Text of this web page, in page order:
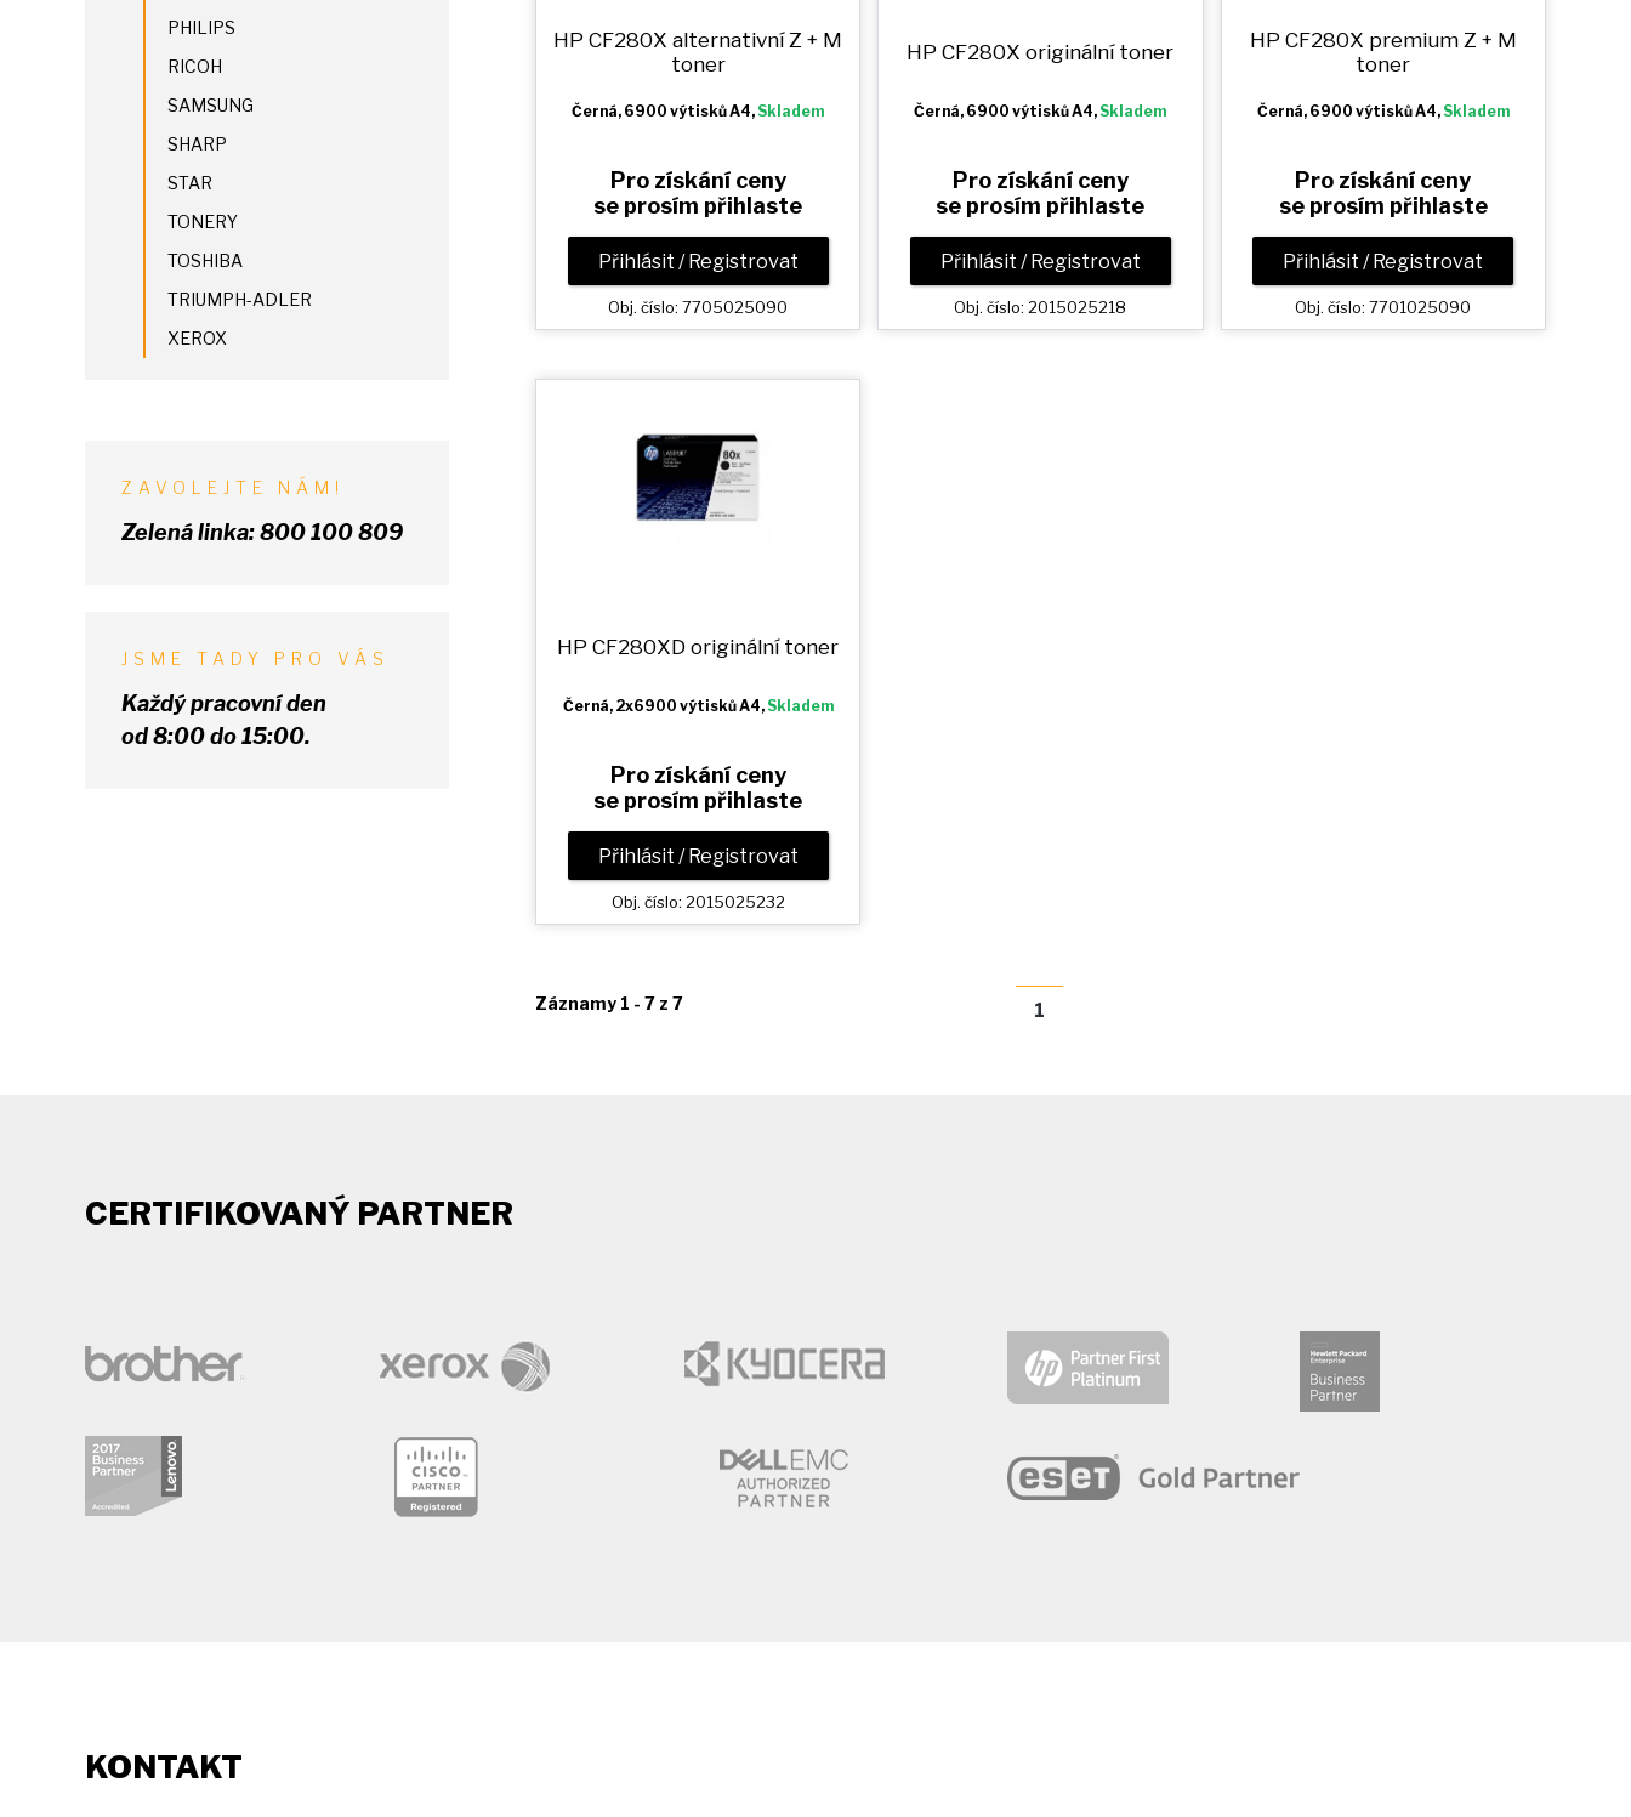
HP CF280X alternativníZ + M
toner
Černá, 6900 výtisků A4,Skladem
Pro získání ceny
se prosím přihlaste
Přihlásit / Registrovat
Obj. číslo: 7705025090
HP CF280X originální toner
Černá, 6900 výtisků A4,Skladem
Pro získání ceny
se prosím přihlaste
Přihlásit / Registrovat
Obj. číslo: 2015025218
HP CF280X premium Z + M
toner
Černá, 6900 výtisků A4,Skladem
Pro získání ceny
se prosím přihlaste
Přihlásit / Registrovat
Obj. číslo: 7701025090
HP CF280XD originální toner
Černá, 2x6900 výtisků A4,Skladem
Pro získání ceny
se prosím přihlaste
Přihlásit / Registrovat
Obj. číslo: 2015025232
Záznamy 1 - 7 z 7 1
PHILIPS
RICOH
SAMSUNG
SHARP
STAR
TONERY
TOSHIBA
TRIUMPH-ADLER
XEROX
ZAVOLEJTE NÁM!
Zelená linka:800 100 809
JSME TADY PRO VÁS
Každý pracovní den
od 8:00 do 15:00.
CERTIFIKOVANÝ PARTNER
KONTAKT